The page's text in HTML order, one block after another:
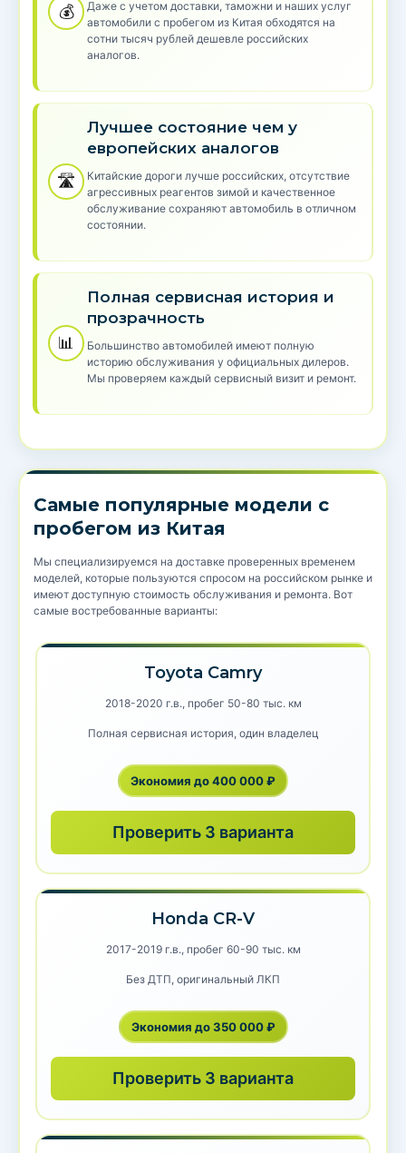
💰
Даже с учетом доставки, таможни и наших услуг
автомобили с пробегом из Китая обходятся на
сотни тысяч рублей дешевле российских
аналогов.
🛣️
Лучшее состояние чем у
европейских аналогов
Китайские дороги лучше российских, отсутствие
агрессивных реагентов зимой и качественное
обслуживание сохраняют автомобиль в отличном
состоянии.
📊
Полная сервисная история и
прозрачность
Большинство автомобилей имеют полную
историю обслуживания у официальных дилеров.
Мы проверяем каждый сервисный визит и ремонт.
Самые популярные модели с
пробегом из Китая
Мы специализируемся на доставке проверенных временем
моделей, которые пользуются спросом на российском рынке и
имеют доступную стоимость обслуживания и ремонта. Вот
самые востребованные варианты:
Toyota Camry
2018-2020 г.в., пробег 50-80 тыс. км
Полная сервисная история, один владелец
Экономия до 400 000 ₽
Проверить 3 варианта
Honda CR-V
2017-2019 г.в., пробег 60-90 тыс. км
Без ДТП, оригинальный ЛКП
Экономия до 350 000 ₽
Проверить 3 варианта